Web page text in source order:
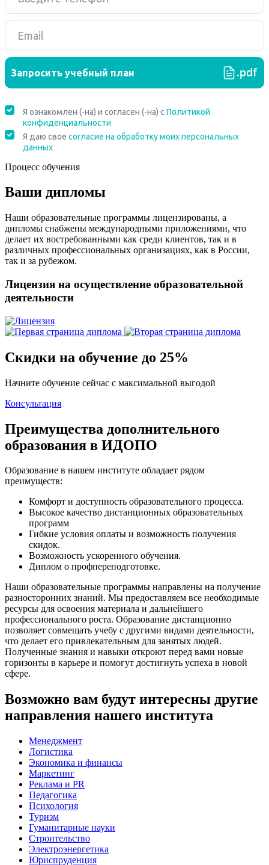
Процесс обучения
Ваши дипломы
Наши образовательные программы лицензированы, а
дипломы снабжены международными приложениями, что
делает их востребованными как среди клиентов, так и в
различных профессиональных организациях, как в России,
так и за рубежом.
Лицензия на осуществление образовательной
деятельности
Скидки на обучение до 25%
Начните обучение сейчас с максимальной выгодой
Консультация
Преимущества дополнительного
образования в ИДОПО
Образование в нашем институте обладает рядом
преимуществ:
Комфорт и доступность образовательного процесса.
Высокое качество дистанционных образовательных
программ
Гибкие условия оплаты и возможность получения
скидок.
Возможность ускоренного обучения.
Диплом о профпереподготовке.
Наши образовательные программы направлены на получение
разносторонних знаний. Мы предоставляем все необходимые
ресурсы для освоения материала и дальнейшего
профессионального роста. Образование дистанционно
позволяет совмещать учебу с другими видами деятельности,
что делает его привлекательным для занятых людей.
Полученные знания и навыки откроют перед вами новые
горизонты в карьере и помогут достигнуть успеха в новой
сфере.
Возможно вам будут интересны другие
направления нашего института
Менеджмент
Логистика
Экономика и финансы
Маркетинг
Реклама и PR
Педагогика
Психология
Туризм
Гуманитарные науки
Строительство
Электроэнергетика
Юриспруденция